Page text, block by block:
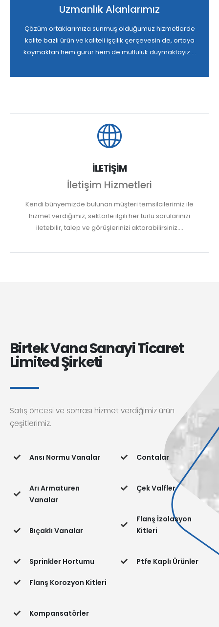
Uzmanlık Alanlarımız
Çözüm ortaklarımıza sunmuş olduğumuz hizmetlerde
kalite bazlı ürün ve kaliteli işçilik çerçevesin de, ortaya
koymaktan hem gurur hem de mutluluk duymaktayız....
İLETİŞİM
İletişim Hizmetleri
Kendi bünyemizde bulunan müşteri temsilcilerimiz ile
hizmet verdiğimiz, sektörle ilgili her türlü sorularınızı
iletebilir, talep ve görüşlerinizi aktarabilirsiniz....
Birtek Vana Sanayi Ticaret
Limited Şirketi
Satış öncesi ve sonrası hizmet verdiğimiz ürün
çeşitlerimiz.
Ansı Normu Vanalar
Arı Armaturen
Vanalar
Bıçaklı Vanalar
Sprinkler Hortumu
Contalar
Çek Valfler
Flanş İzolasyon
Kitleri
Ptfe Kaplı Ürünler
Flanş Korozyon Kitleri
Kompansatörler